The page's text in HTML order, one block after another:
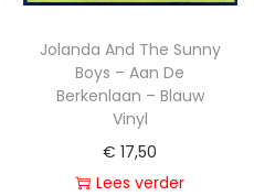
Jolanda And The Sunny
Boys – Aan De
Berkenlaan – Blauw
Vinyl
€ 17,50
Lees verder